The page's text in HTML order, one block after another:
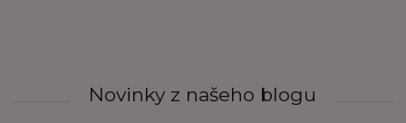
Novinky z našeho blogu